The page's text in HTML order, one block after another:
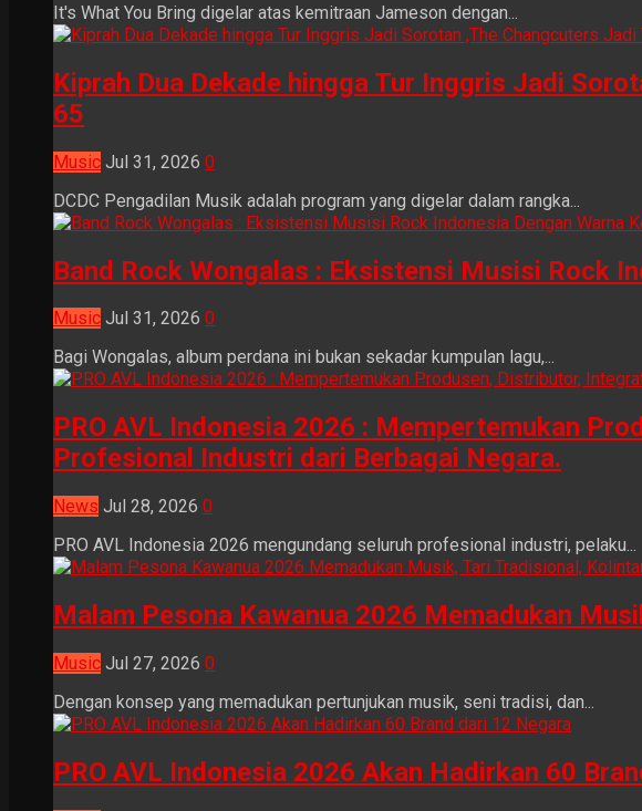
It's What You Bring digelar atas kemitraan Jameson dengan...
Kiprah Dua Dekade hingga Tur Inggris Jadi
65
Music Jul 31, 2026 0
DCDC Pengadilan Musik adalah program yang digelar dalam rangka...
Band Rock Wongalas : Eksistensi Musisi Rock
Music Jul 31, 2026 0
Bagi Wongalas, album perdana ini bukan sekadar kumpulan lagu,...
PRO AVL Indonesia 2026 : Mempertemukan
Profesional Industri dari Berbagai Negara.
News Jul 28, 2026 0
PRO AVL Indonesia 2026 mengundang seluruh profesional industri, pelaku...
Malam Pesona Kawanua 2026 Memadukan
Music Jul 27, 2026 0
Dengan konsep yang memadukan pertunjukan musik, seni tradisi, dan...
PRO AVL Indonesia 2026 Akan Hadirkan 60